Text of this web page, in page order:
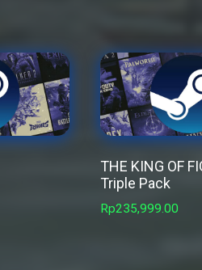
THE KING OF
Triple Pack
Rp235,999.00